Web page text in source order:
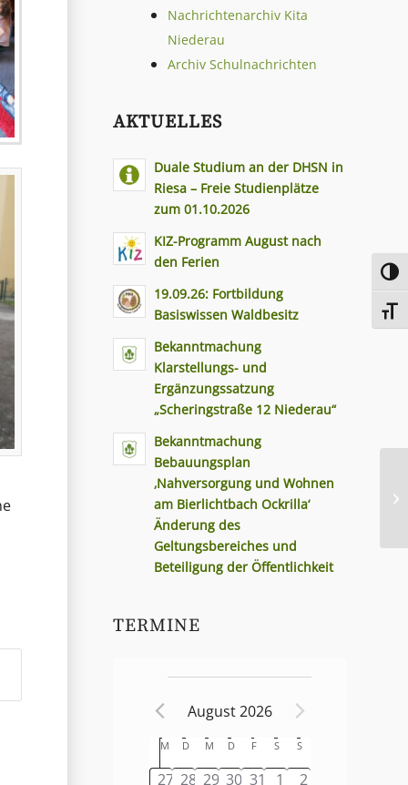
Nachrichtenarchiv Kita
Niederau
Archiv Schulnachrichten
AKTUELLES
Duale Studium an der DHSN in
Riesa – Freie Studienplätze
zum 01.10.2026
KIZ-Programm August nach
den Ferien
19.09.26: Fortbildung
Basiswissen Waldbesitz
Bekanntmachung
Klarstellungs- und
Ergänzungssatzung
„Scheringstraße 12 Niederau“
Bekanntmachung
Bebauungsplan
‚Nahversorgung und Wohnen
am Bierlichtbach Ockrilla‘
Änderung des
Geltungsbereiches und
Beteiligung der Öffentlichkeit
TERMINE
August 2026
Kalender
von
M D M D F S S
0
27 0
28 0
29 0
30 0
31
0
1
0
2